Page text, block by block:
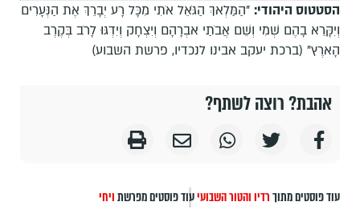
הסטטוס היהודי: "הַמַּלְאךְ הַגֹּאֵל אֹתִי מִכָּל רָע יְבָרֵךְ אֶת הַנְּעָרִים
וְיִקָּרֵא בָהֶם שְׁמִי וְשֵׁם אֲבֹתַי אבְרָהָם וְיִצְחָק וְיִדְגּוּ לָרֹב בְּקֶרֶב
הָארֶץ" (ברכת יעקב אבינו לנכדיו, פרשת השבוע)
אהבת? רוצה לשתף?
עוד פוסטים מתוךרדיו והטור השבועיעוד פוסטים מפרשתויחי